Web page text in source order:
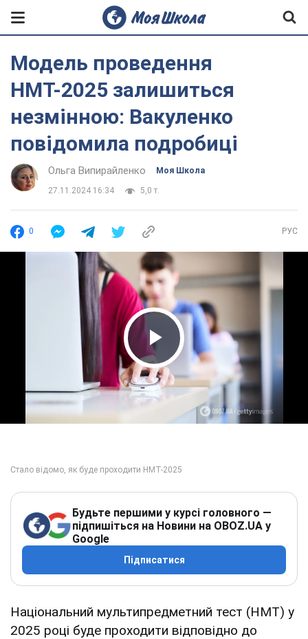
Модель проведення
НМТ-2025 залишиться
незмінною: Вакуленко
повідомила подробиці
Ольга Випирайленко Моя Школа
27.11.2024 16:34 5,0 т.
0 РУС
Play Video
Будьте першими у курсі головного —
підпишіться на Новини на OBOZ.UA у
Google
Підписатися
Національний мультипредметний тест (НМТ) у
2025 році буде проходити відповідно до